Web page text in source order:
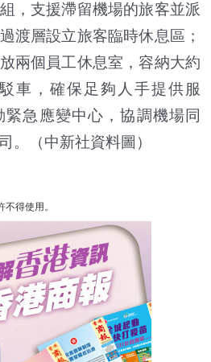
，支援滯留機場的旅客並派
渡層設立旅客臨時休息區；
兩個員工休息室，容納大約
車，確保足夠人手提供服
急應變中心，協調機場同
。（中新社資料圖）
得使用。